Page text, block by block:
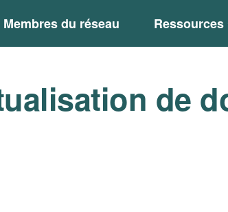
Membres du réseau Ressources
de